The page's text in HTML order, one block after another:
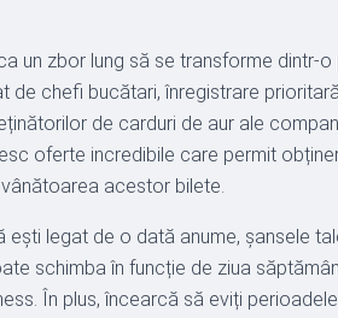
un zbor lung să se transforme
de chefi bucătari, înregistrare
de carduri de aur ale
oferte incredibile care permit
acestor bilete.
legat de o dată anume, șansele
schimba în funcție de ziua
În plus, încearcă să eviți